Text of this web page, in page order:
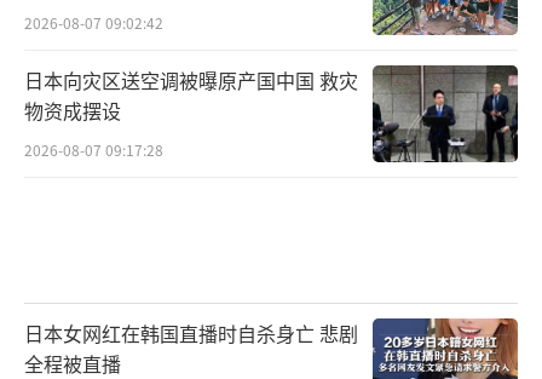
2026-08-07 09:02:42
日本向灾区送空调被曝原产国中国 救灾
物资成摆设
2026-08-07 09:17:28
日本女网红在韩国直播时自杀身亡 悲剧
全程被直播